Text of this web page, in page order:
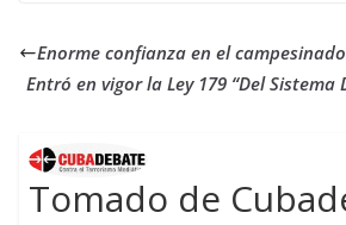
Enorme confianza en el
Entró en vigor la Ley 179 “Del Sistema
Tomado de